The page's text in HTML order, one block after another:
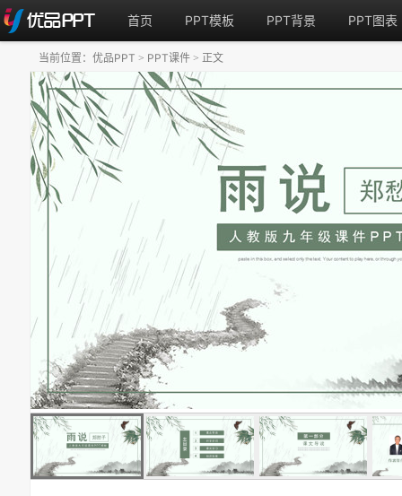
首页 PPT模板 PPT背景 PPT图表
当前位置： 优品PPT > PPT课件 > 正文